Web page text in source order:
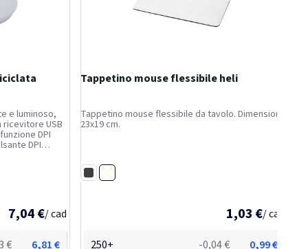
e luminoso,
USB
DPI
DPI
7,04 €/ cad
€
6,81 €
Tappetino mouse flessibile heli
Tappetino mouse flessibile da tavolo. Dimensioni
23x19 cm.
Nero
1,03 €/ cad
250+ -0,04 €
0,99 €